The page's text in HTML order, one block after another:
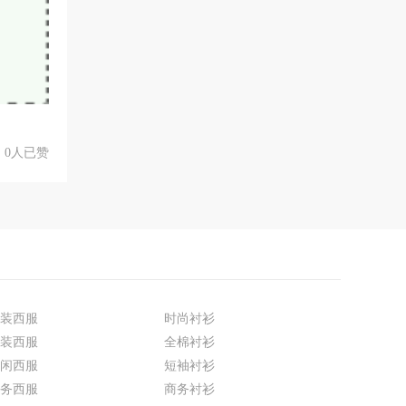
0人已赞
西服
西服
西服
西服
时尚衬衫
全棉衬衫
短袖衬衫
商务衬衫